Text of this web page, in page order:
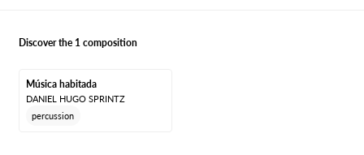
Discover the 1 composition
Música habitada
DANIEL HUGO SPRINTZ
percussion